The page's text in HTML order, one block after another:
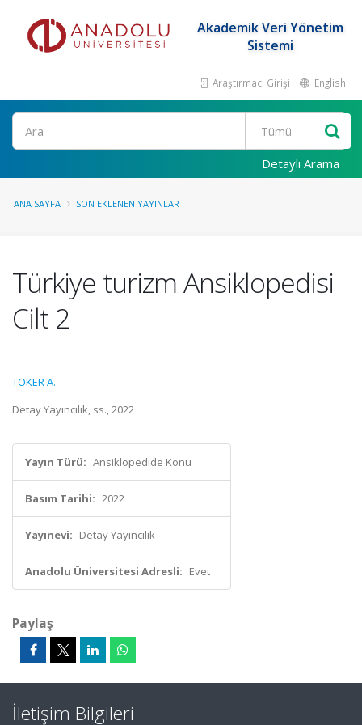
Akademik Veri Yönetim
Sistemi
Araştırmacı Girişi English
Ara
Detaylı Arama
ANA SAYFA SON EKLENEN YAYINLAR
Türkiye turizm Ansiklopedisi
Cilt 2
TOKER A.
Detay Yayıncılık, ss., 2022
Yayın Türü: Ansiklopedide Konu
Basım Tarihi: 2022
Yayınevi: Detay Yayıncılık
Anadolu Üniversitesi Adresli: Evet
Paylaş
İletişim Bilgileri